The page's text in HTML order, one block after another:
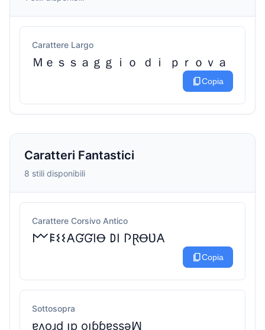
Carattere Largo
Ｍｅｓｓａｇｇｉｏ ｄｉ ｐｒｏｖａ
content_copyCopia
Caratteri Fantastici
8 stili disponibili
Carattere Corsivo Antico
𐌌𐌄𐌔𐌔𐌀ƓƓ𐌉Ꝋ 𐌃𐌉 𐌐ⱤꝊƲ𐌀
content_copyCopia
Sottosopra
ɐʌoɹd ᴉp oᴉɓɓɐssǝꟽ